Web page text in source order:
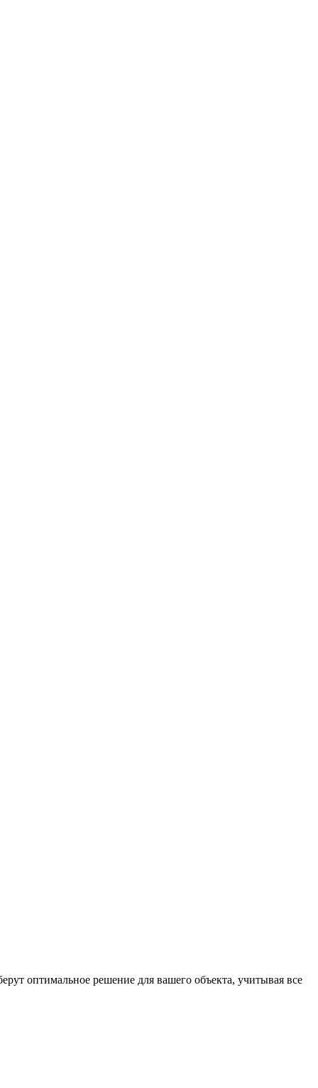
оптимальное решение для вашего объекта, учитывая все